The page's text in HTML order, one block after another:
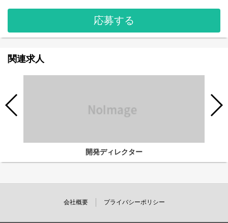
応募する
関連求人
開発ディレクター
会社概要 プライバシーポリシー